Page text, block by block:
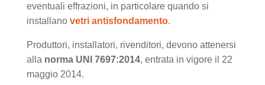
eventuali effrazioni, in particolare quando si
installano vetri antisfondamento.
Produttori, installatori, rivenditori, devono attenersi
alla norma UNI 7697:2014, entrata in vigore il 22
maggio 2014.